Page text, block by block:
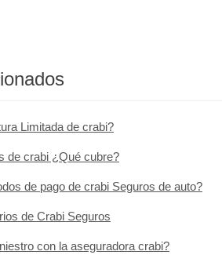
Limitada de crabi?
de crabi ¿Qué cubre?
de pago de crabi Seguros de auto?
de Crabi Seguros
con la aseguradora crabi?